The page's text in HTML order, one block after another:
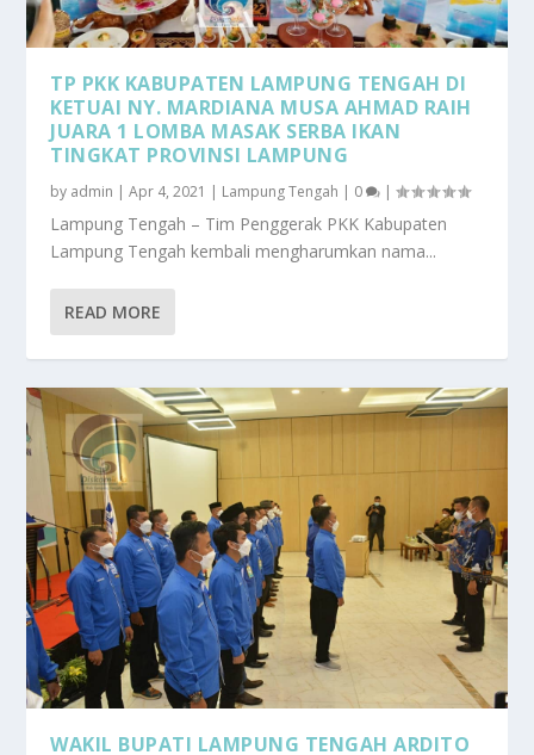
TP PKK KABUPATEN LAMPUNG TENGAH DI
KETUAI NY. MARDIANA MUSA AHMAD RAIH
JUARA 1 LOMBA MASAK SERBA IKAN
TINGKAT PROVINSI LAMPUNG
by admin |Apr 4, 2021 | Lampung Tengah | 0 |
Lampung Tengah – Tim Penggerak PKK Kabupaten
Lampung Tengah kembali mengharumkan nama...
READ MORE
WAKIL BUPATI LAMPUNG TENGAH ARDITO